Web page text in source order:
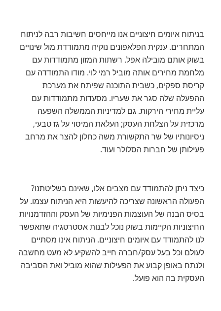
בניתוח איומים חיצוניים אנו מייחסים חשיבות רבה לניתוח
המתחרים. ענקית הפלאפונים נוקיה מתמודדת מול שינויים
בשוק אותם מובילה אפל. רשתות המזון מתמודדות עם
מלחמת מחירים אותה מוביל רמי לוי. מודו התמודדה עם
קריסת ספקים, כשבית התוכנה שפיתח את מערכת
ההפעלה שלה סגר את שעריו. מסעדות מתמודדות עם
עליית מחירי הירקות. גם למדיניות הממשלה השפעה
מרכזית על הצלחת העסק; העלאת המיסוי על גז טבעי,
ניסיונותיו של שר התקשורת משה כחלון להצר את מרחב
פעילותן של חברות הסלולר ועוד.
כיצד ניתן להתמודד עם מצבים אלו, שאינם בשליטתנו?
הפעולה הראשונה שצריכה להיעשות היא הניתוח עצמו. על
בסיס הבנה של העוצמות הפנימיות של העסק וההזדמנויות
החיצוניות הקיימות בשוק נוכל לבנות אסטרטגיה שתאפשר
לנו להתמודד עם איומים חיצוניים. הניתוח אינו מסתיים
לעולם וכל בעל עסק/חברה חייב להשקיע לא מעט מחשבה
ולנתח באופן קבוע את הפעילות שהוא מוביל ואת הסביבה
העסקית בה הוא פועל.